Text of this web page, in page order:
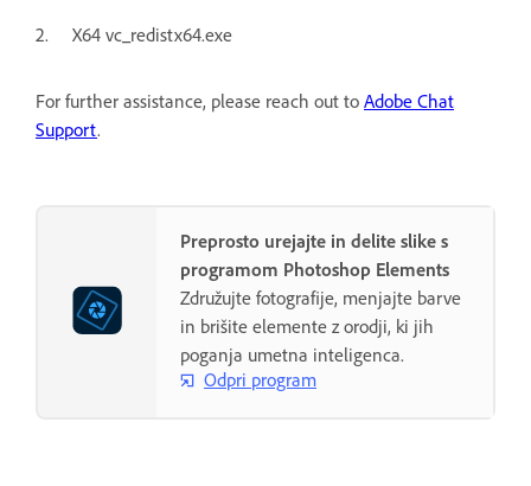
2. X64 vc_redistx64.exe
For further assistance, please reach out to Adobe Chat
Support.
Preprosto urejajte in delite slike s
programom Photoshop Elements
Združujte fotografije, menjajte barve
in brišite elemente z orodji, ki jih
poganja umetna inteligenca.
Odpri program